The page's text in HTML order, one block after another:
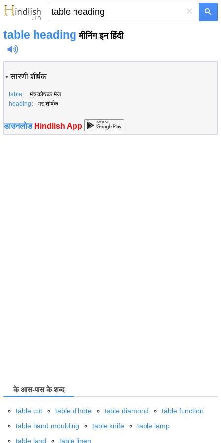
×
table heading मीनिंग इन हिंदी
•सारणी शीर्षक
table: मंच कोष्ठक मेज
heading: मद्द शीर्षक
डाउनलोड Hindlish App
के आस-पास के शब्द
table cut table d'hote table diamond
table function
table hand moulding
table knife
table lamp
table land
table linen